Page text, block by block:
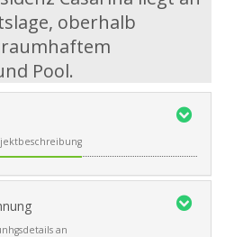
oberhalb
Pool.
an